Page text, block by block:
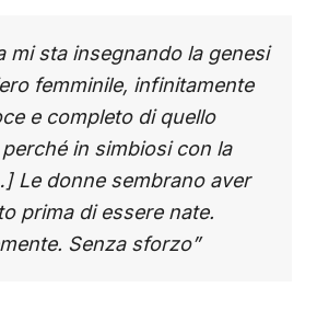
mi sta insegnando la genesi
femminile, infinitamente
e completo di quello
in simbiosi con la
Le donne sembrano aver
prima di essere nate.
Senza sforzo”